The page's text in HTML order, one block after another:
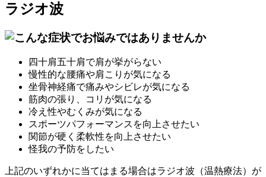
ラジオ波
四十肩五十肩で肩が挙がらない
慢性的な腰痛や肩こりが気になる
坐骨神経痛で痛みやシビレが気になる
筋肉の張り、コリが気になる
冷え性やむくみが気になる
スポーツパフォーマンスを向上させたい
関節が硬く柔軟性を向上させたい
怪我の予防をしたい
上記のいずれかに当てはまる場合はラジオ波（温熱療法）が